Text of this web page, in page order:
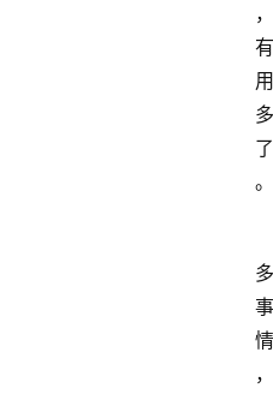
，
有
用
多
了
。
多
事
情
，